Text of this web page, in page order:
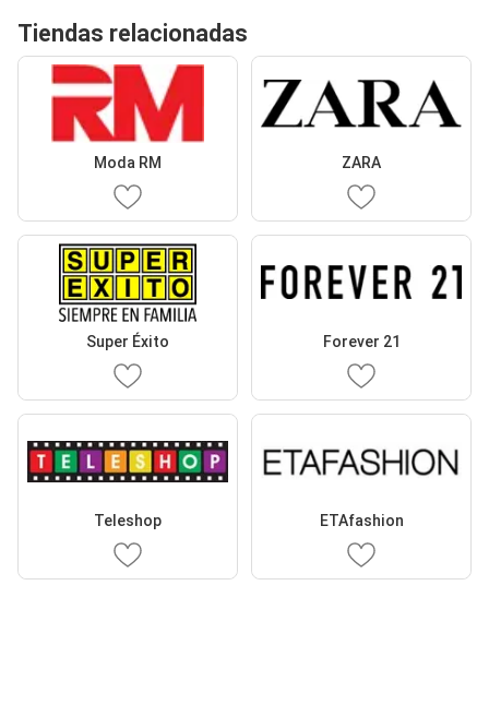
Tiendas relacionadas
Moda RM ZARA
Super Éxito Forever 21
Teleshop ETAfashion